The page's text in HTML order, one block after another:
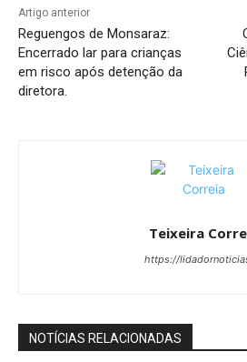
Artigo anterior
Reguengos de Monsaraz:
Encerrado lar para crianças
em risco após detenção da
diretora.
Teixeira
https://
NOTÍCIAS RELACIONADAS